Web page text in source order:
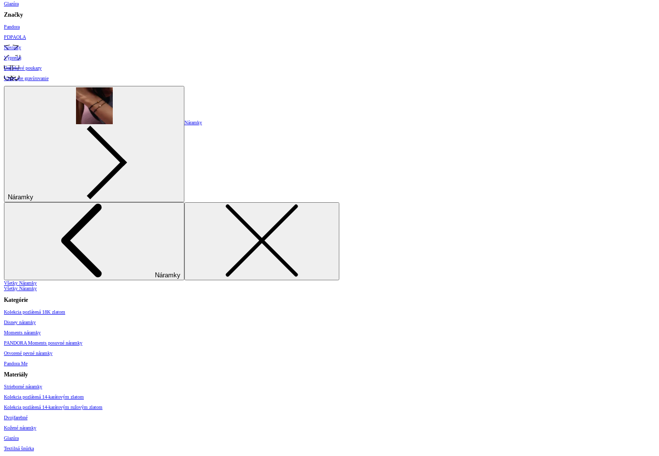
Glazúra
Značky
Pandora
PDPAOLA
Novinky
Výpredaj
Darčekové poukazy
Vzory pre gravírovanie
Náramky
Náramky
Náramky
Všetky Náramky
Všetky Náramky
Kategórie
Kolekcia pozlátená 18K zlatom
Disney náramky
Moments náramky
PANDORA Moments posuvné náramky
Otvorené pevné náramky
Pandora Me
Materiály
Strieborné náramky
Kolekcia pozlátená 14-karátovým zlatom
Kolekcia pozlátená 14-karátovým ružovým zlatom
Dvojfarebné
Kožené náramky
Glazúra
Textilná šnúrka